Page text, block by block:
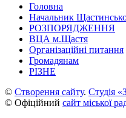
Головна
Начальник
РОЗПОРЯДЖЕННЯ
ВЦА м.Щастя
Організаційні питання
Громадянам
РІЗНЕ
© Створення сайту. Студія
© Офіційний сайт міської